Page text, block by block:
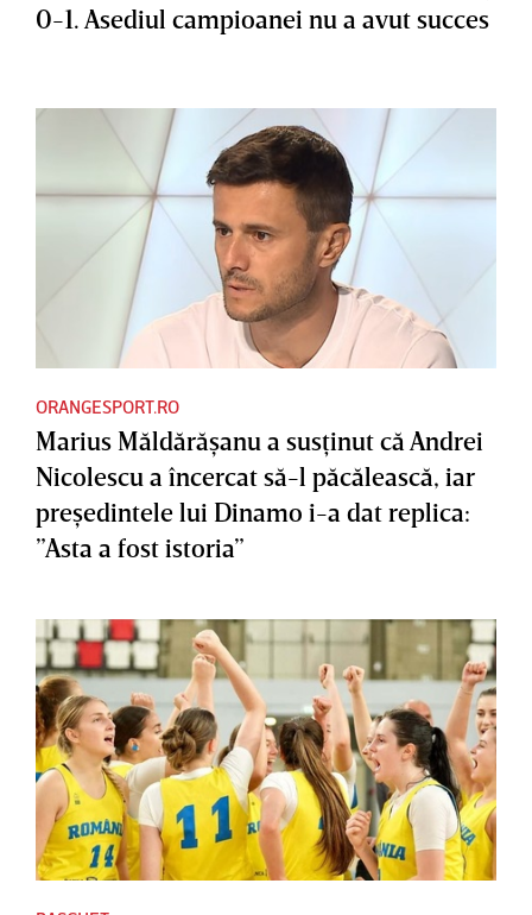
0-1. Asediul campioanei nu a avut succes
ORANGESPORT.RO
Marius Măldărăşanu a susţinut că Andrei
Nicolescu a încercat să-l păcălească, iar
preşedintele lui Dinamo i-a dat replica:
”Asta a fost istoria”